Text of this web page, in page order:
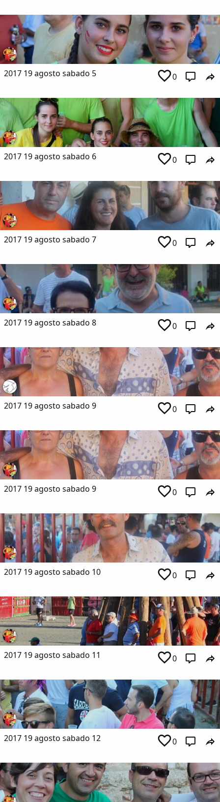
2017 19 agosto sabado 5 0
2017 19 agosto sabado 6 0
2017 19 agosto sabado 7 0
2017 19 agosto sabado 8 0
2017 19 agosto sabado 9 0
2017 19 agosto sabado 9 0
2017 19 agosto sabado 10 0
2017 19 agosto sabado 11 0
2017 19 agosto sabado 12 0